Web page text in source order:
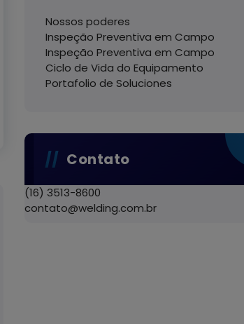
Nossos poderes
Inspeção Preventiva em Campo
Inspeção Preventiva em Campo
Ciclo de Vida do Equipamento
Portafolio de Soluciones
Contato
(16) 3513-8600
contato@welding.com.br